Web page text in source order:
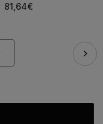
81,64€